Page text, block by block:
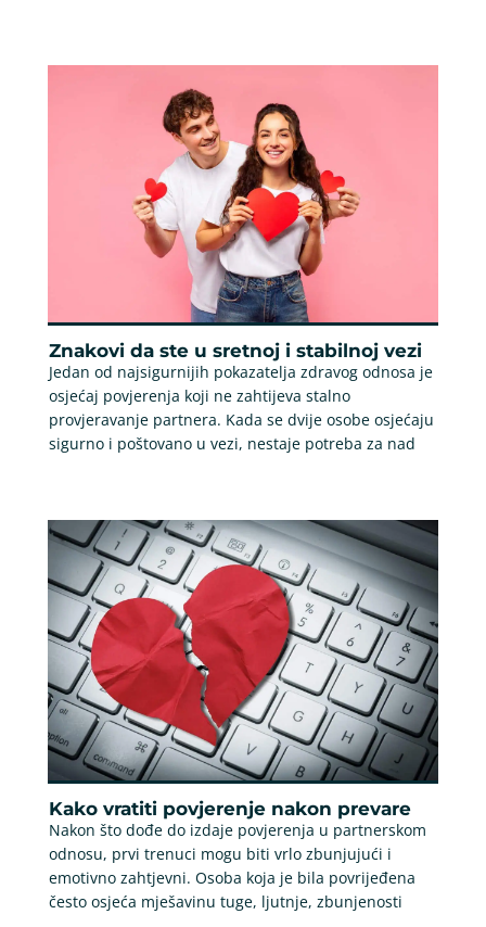
Znakovi da ste u sretnoj i stabilnoj vezi
Jedan od najsigurnijih pokazatelja zdravog odnosa je
osjećaj povjerenja koji ne zahtijeva stalno
provjeravanje partnera. Kada se dvije osobe osjećaju
sigurno i poštovano u vezi, nestaje potreba za nad
Kako vratiti povjerenje nakon prevare
Nakon što dođe do izdaje povjerenja u partnerskom
odnosu, prvi trenuci mogu biti vrlo zbunjujući i
emotivno zahtjevni. Osoba koja je bila povrijeđena
često osjeća mješavinu tuge, ljutnje, zbunjenosti